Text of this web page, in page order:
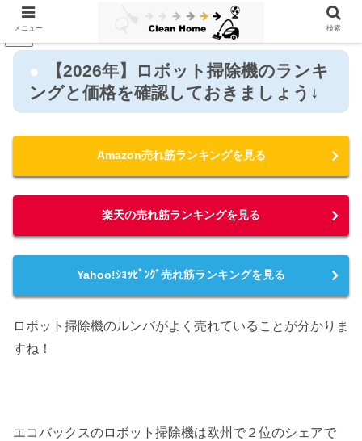
【2026年】ロボット掃除機のランキ
ングと価格を確認しておきましょう↓
Amazon売れ筋ランキングを見る
楽天の売れ筋ランキングを見る
Yahoo!ｼｮｯﾋﾟﾝｸﾞ売れ筋ランキングを見る
ロボット掃除機のルンバがよく売れていることが分かりま
すね！
エコバックスのロボット掃除機は欧州で２位のシェアで
メニュー 検索